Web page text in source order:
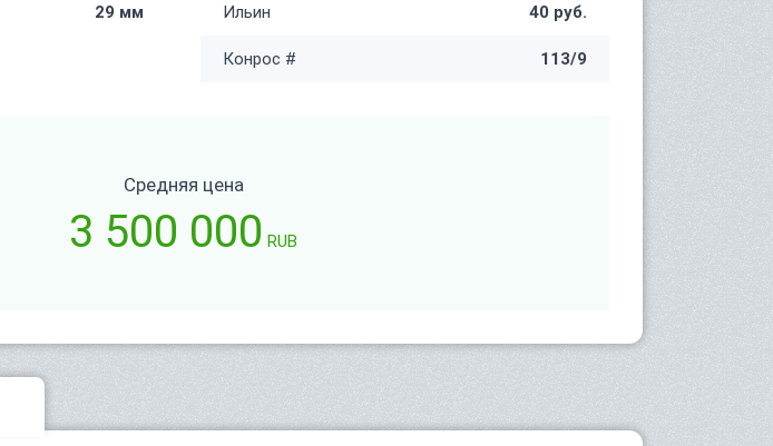
29 мм Ильин 40 руб.
Конрос # 113/9
Средняя цена
3 500 000 RUB